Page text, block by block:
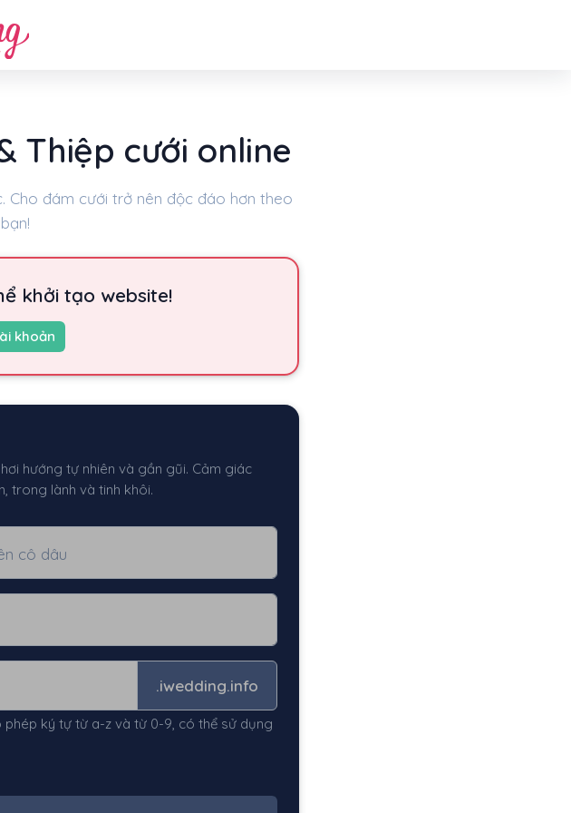
Thiệp cưới online
Cho đám cưới trở nên độc đáo hơn theo
khởi tạo website!
khoản
hướng tự nhiên và gần gũi. Cảm giác
trong lành và tinh khôi.
cô dâu
.iwedding.info
phép ký tự từ a-z và từ 0-9, có thể sử dụng